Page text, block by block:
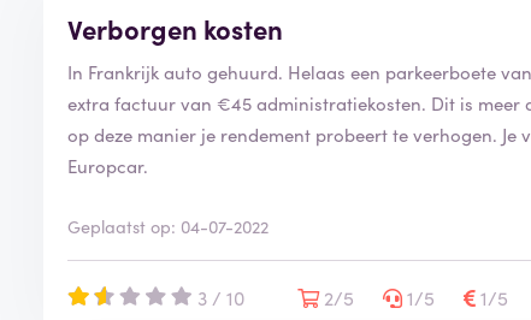
Verborgen kosten
In Frankrijk auto gehuurd. Helaas een parkeerboete
extra factuur van €45 administratiekosten. Dit is
op deze manier je rendement probeert te verhogen.
Europcar.
Geplaatst op: 04-07-2022
3 / 10 2/5 1/5 1/5